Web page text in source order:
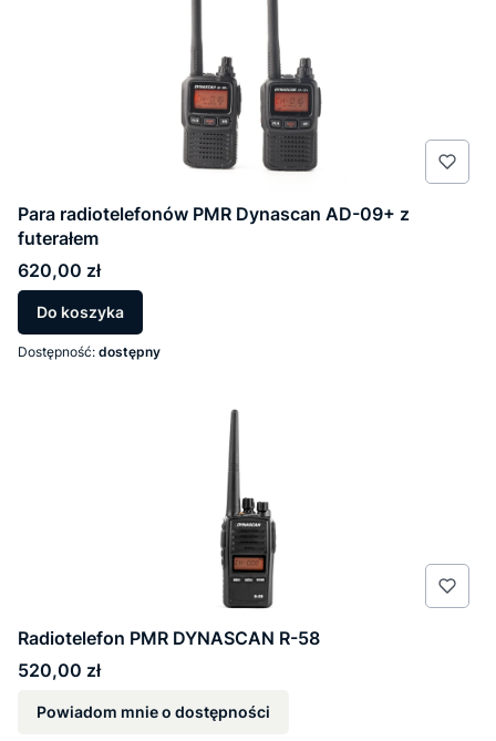
Para radiotelefonów PMR Dynascan AD-09+ z
futerałem
Cena
620,00 zł
Do koszyka
Dostępność: dostępny
Radiotelefon PMR DYNASCAN R-58
Cena
520,00 zł
Powiadom mnie o dostępności